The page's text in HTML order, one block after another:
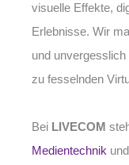
visuelle Effekte,
Erlebnisse. Wir
und
zu fesselnden
Bei LIVECOM
Medientechnik